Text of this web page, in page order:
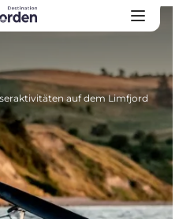
auf dem Limfjord